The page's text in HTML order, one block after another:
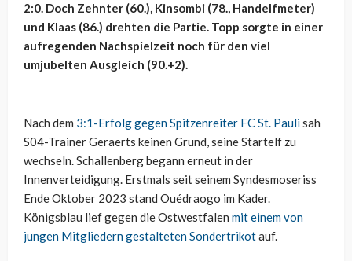
2:0. Doch Zehnter (60.), Kinsombi (78., Handelfmeter)
und Klaas (86.) drehten die Partie. Topp sorgte in einer
aufregenden Nachspielzeit noch für den viel
umjubelten Ausgleich (90.+2).
Nach dem 3:1-Erfolg gegen Spitzenreiter FC St. Paulisah
S04-Trainer Geraerts keinen Grund, seine Startelf zu
wechseln. Schallenberg begann erneut in der
Innenverteidigung. Erstmals seit seinem Syndesmoseriss
Ende Oktober 2023 stand Ouédraogo im Kader.
Königsblau lief gegen die Ostwestfalen mit einem von
jungen Mitgliedern gestalteten Sondertrikotauf.